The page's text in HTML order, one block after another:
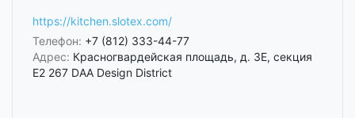
https://kitchen.slotex.com/
Телефон: +7 (812) 333-44-77
Адрес: Красногвардейская площадь, д. 3Е, секция
Е2 267 DAA Design District